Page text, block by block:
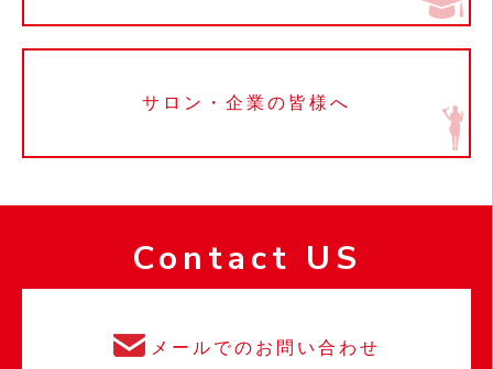
サロン・企業の皆様へ
Contact US
メールでのお問い合わせ